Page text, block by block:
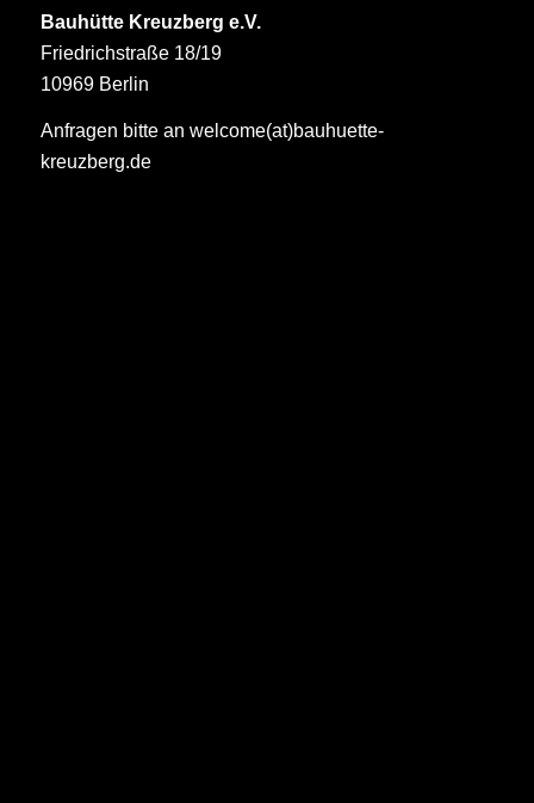
Bauhütte Kreuzberg e.V.
Friedrichstraße 18/19
10969 Berlin
Anfragen bitte an welcome(at)bauhuette-
kreuzberg.de